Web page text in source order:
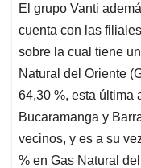
El grupo Vanti
cuenta con las
sobre la cual tiene
Natural del Oriente
64,30 %, esta última
Bucaramanga y
vecinos, y es a su
% en Gas Natural